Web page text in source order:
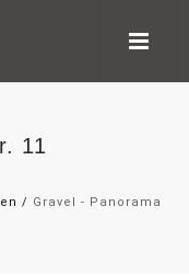
11
/ Gravel - Panorama